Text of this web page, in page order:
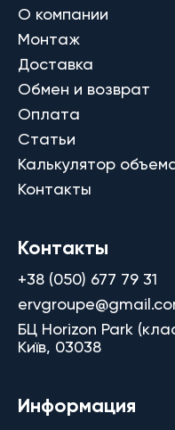
О компании
Монтаж
Доставка
Обмен и возврат
Оплата
Статьи
Калькулятор
Контакты
Контакты
+38 (050) 677 79 31
БЦ Horizon Park
Київ, 03038
Информация